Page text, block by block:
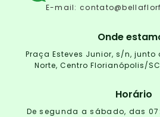
E-mail:
Onde
Praça Esteves Junior, s/n,
Norte, Centro Florianópolis/
Horário
De segunda a sábado, das